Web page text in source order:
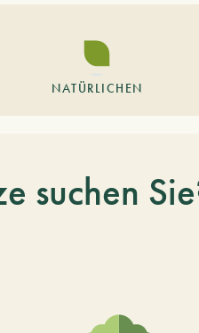
NATÜRLICHEN
suchen